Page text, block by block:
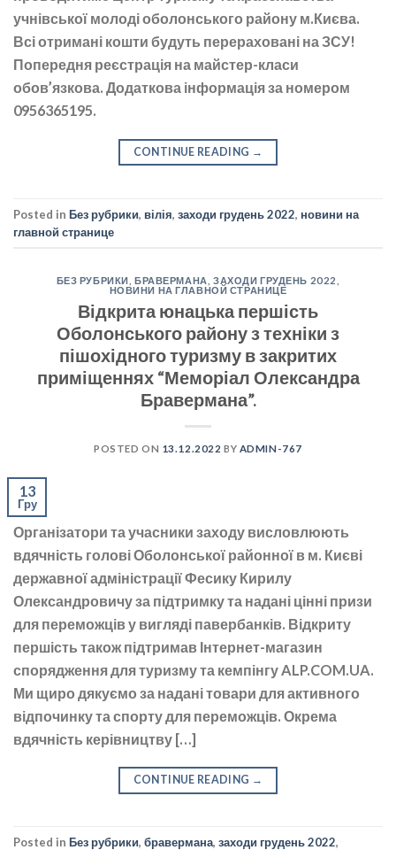
учнівської молоді оболонського району м.Києва.
Всі отримані кошти будуть перераховані на ЗСУ!
Попередня реєстрація на майстер-класи
обов’язкова. Додаткова інформація за номером
0956365195.
CONTINUE READING →
Posted in Без рубрики, вілія, заходи грудень 2022, новини на
главной странице
БЕЗ РУБРИКИ ,БРАВЕРМАНА ЗАХОДИ ГРУДЕНЬ 2022
НОВИНИ НА ГЛАВНОЙ СТРАНИЦЕ
Відкрита юнацька першість
Оболонського району з техніки з
пішохідного туризму в закритих
приміщеннях “Меморіал Олександра
Бравермана”.
POSTED ON 13.12.2022 BY ADMIN-767
13
Гру
Організатори та учасники заходу висловлюють
вдячність голові Оболонської районної в м. Києві
державної адміністрації Фесику Кирилу
Олександровичу за підтримку та надані цінні призи
для переможців у вигляді павербанків. Відкриту
першість також підтримав Інтернет-магазин
спорядження для туризму та кемпінгу ALP.COM.UA.
Ми щиро дякуємо за надані товари для активного
відпочинку та спорту для переможців. Окрема
вдячність керівництву […]
CONTINUE READING →
Posted in Без рубрики, бравермана, заходи грудень 2022,